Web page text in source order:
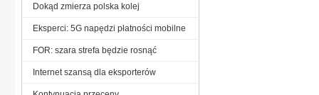
Dokąd zmierza polska kolej
Eksperci: 5G napędzi płatności mobilne
FOR: szara strefa będzie rosnąć
Internet szansą dla eksporterów